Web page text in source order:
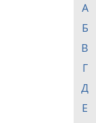
А
Б
В
Г
Д
Е